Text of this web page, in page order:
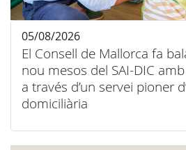
El Consell de Mallorca fa
nou mesos del SAI-DIC
a través d’un servei pioner
domiciliària
05/08/2026